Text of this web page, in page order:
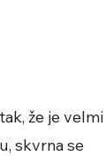
že je velmi
skvrna se